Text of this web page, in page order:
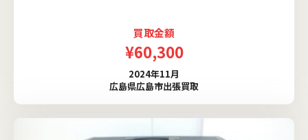
買取金額
¥60,300
2024年11月
広島県広島市出張買取